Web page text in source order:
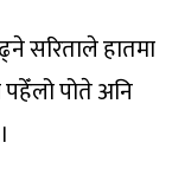
सरिताले हातमा
पोते अनि